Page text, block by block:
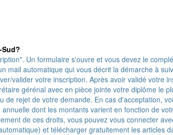
Sud?
Un formulaire s'ouvre et vous devez le
mail automatique qui vous décrit la démarche à
valider votre inscription. Après avoir validé votre
gérénal avec en pièce jointe votre diplôme le
de rejet de votre demande. En cas d'acceptation,
dont les montants varient en fonction de
de ces droits, vous pouvez vous connecter
et télécharger gratuitement les articles